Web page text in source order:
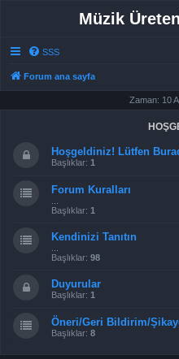
Müzik
SSS
Forum ana sayfa
Zaman: 10
Hoşgeldiniz! Lütfen
Başlıklar: 1
Forum Kuralları
Başlıklar: 1
Kendinizi Tanıtın
Başlıklar: 98
Duyurular
Başlıklar: 1
Öneri/Geri Bildirim/
Başlıklar: 8